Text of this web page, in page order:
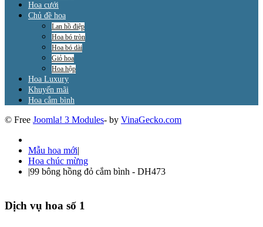
Hoa cưới
Chủ đề hoa
Lan hồ điệp
Hoa bó tròn
Hoa bó dài
Giỏ hoa
Hoa hộp
Hoa Luxury
Khuyến mãi
Hoa cắm bình
© Free Joomla! 3 Modules- by VinaGecko.com
Mẫu hoa mới|
Hoa chúc mừng
|99 bông hồng đỏ cắm bình - DH473
Dịch vụ hoa số 1